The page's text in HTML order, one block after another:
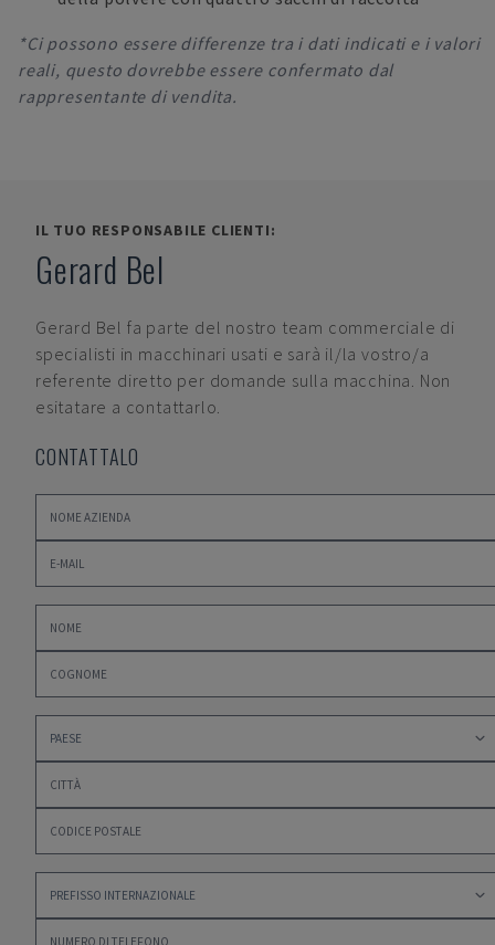
*Ci possono essere differenze tra i dati indicati e i valori
reali, questo dovrebbe essere confermato dal
rappresentante di vendita.
IL TUO RESPONSABILE CLIENTI:
Gerard Bel
Gerard Bel fa parte del nostro team commerciale di
specialisti in macchinari usati e sarà il/la vostro/a
referente diretto per domande sulla macchina. Non
esitatare a contattarlo.
CONTATTALO